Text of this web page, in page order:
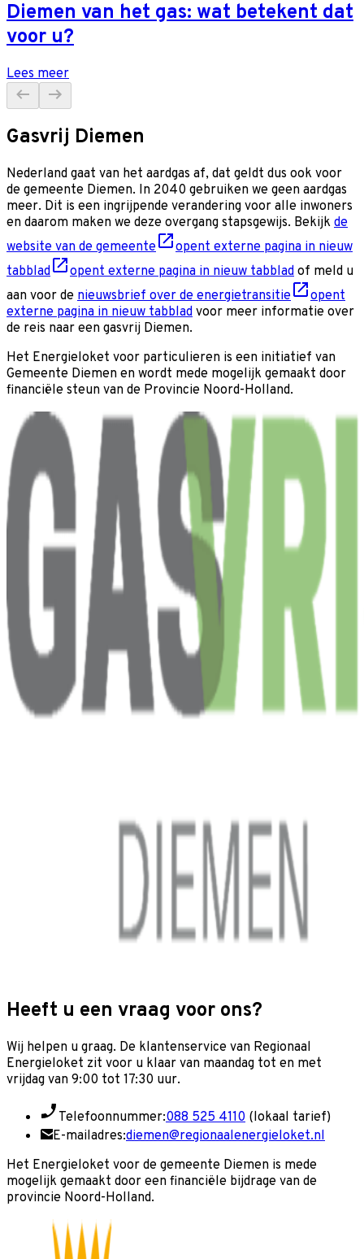
Diemen van het gas: wat betekent dat
voor u?
Lees meer
Gasvrij Diemen
Nederland gaat van het aardgas af, dat geldt dus ook voor
de gemeente Diemen. In 2040 gebruiken we geen aardgas
meer. Dit is een ingrijpende verandering voor alle inwoners
en daarom maken we deze overgang stapsgewijs. Bekijk de
website van de gemeente
opent externe pagina in nieuw
tabblad
opent externe pagina in nieuw tabblad of meld u
aan voor de nieuwsbrief over de energietransitie
opent
externe pagina in nieuw tabblad voor meer informatie over
de reis naar een gasvrij Diemen.
Het Energieloket voor particulieren is een initiatief van
Gemeente Diemen en wordt mede mogelijk gemaakt door
financiële steun van de Provincie Noord-Holland.
Heeft u een vraag voor ons?
Wij helpen u graag. De klantenservice van Regionaal
Energieloket zit voor u klaar van maandag tot en met
vrijdag van 9:00 tot 17:30 uur.
Telefoonnummer:088 525 4110 (lokaal tarief)
E-mailadres:diemen@regionaalenergieloket.nl
Het Energieloket voor de gemeente Diemen is mede
mogelijk gemaakt door een financiële bijdrage van de
provincie Noord-Holland.